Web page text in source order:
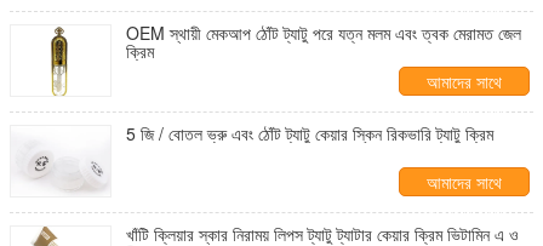
যোগাযোগ করুন
OEM স্থায়ী মেকআপ ঠোঁট ট্যাটু পরে যত্ন মলম এবং ত্বক মেরামত জেল
ক্রিম
আমাদের সাথে
যোগাযোগ করুন
5 জি / বোতল ভ্রু এবং ঠোঁট ট্যাটু কেয়ার স্কিন রিকভারি ট্যাটু ক্রিম
আমাদের সাথে
যোগাযোগ করুন
খাঁটি ক্লিয়ার স্কার নিরাময় লিপস ট্যাটু ট্যাটার কেয়ার ক্রিম ভিটামিন এ ও